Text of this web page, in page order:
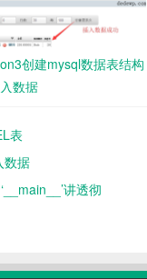
创建mysql数据表结构
数据
表
数据
讲透彻